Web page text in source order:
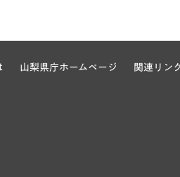
山梨県庁ホームページ 関連リン